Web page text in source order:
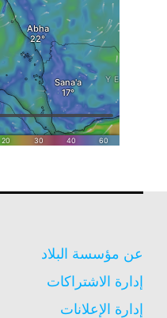
عن مؤسسة البلاد
إدارة الاشتراكات
إدارة الإعلانات